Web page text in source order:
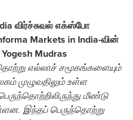
விர்ச்சுவல் எக்ஸ்போ
Markets in India-வின்
Mudras
எல்லாச் சமூகங்களையும்
முழுவதிலும் உள்ள
மீண்டு
இந்தப் பெருந்தொற்று